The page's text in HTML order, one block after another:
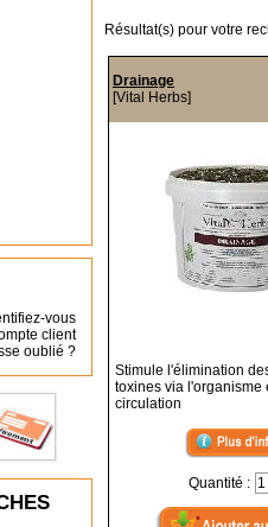
vous
client
oublié ?
Résultat(s) pour votre
Drainage
[Vital Herbs]
Stimule l'élimination
toxines via l'organisme
circulation
Quantité :